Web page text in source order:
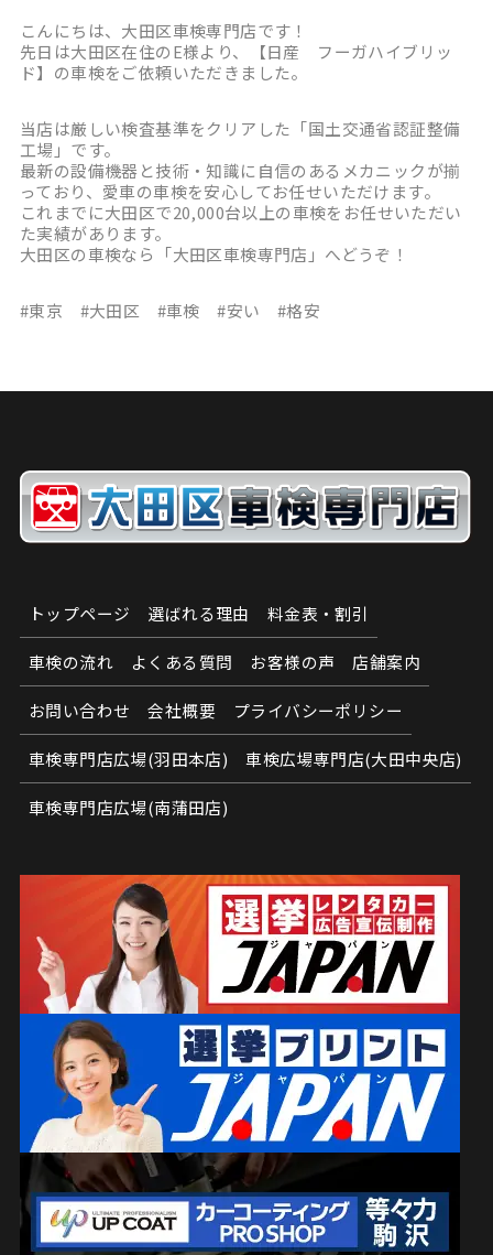
こんにちは、大田区車検専門店です！
先日は大田区在住のE様より、【日産 フーガハイブリッ
ド】の車検をご依頼いただきました。
当店は厳しい検査基準をクリアした「国土交通省認証整備
工場」です。
最新の設備機器と技術・知識に自信のあるメカニックが揃
っており、愛車の車検を安心してお任せいただけます。
これまでに大田区で20,000台以上の車検をお任せいただい
た実績があります。
大田区の車検なら「大田区車検専門店」へどうぞ！
#東京 #大田区 #車検 #安い #格安
トップページ 選ばれる理由 料金表・割引
車検の流れ よくある質問 お客様の声 店舗案内
お問い合わせ 会社概要 プライバシーポリシー
車検専門店広場(羽田本店) 車検広場専門店(大田中央店)
車検専門店広場(南蒲田店)